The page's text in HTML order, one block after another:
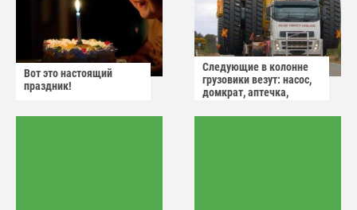
Вот это настоящий
праздник!
Следующие в колонне
грузовики везут: насос,
домкрат, аптечка,